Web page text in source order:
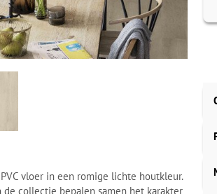
vloer in een romige lichte houtkleur.
collectie bepalen samen het karakter